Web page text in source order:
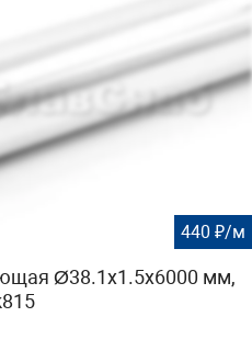
440 ₽/м
Ø38.1х1.5х6000 мм,